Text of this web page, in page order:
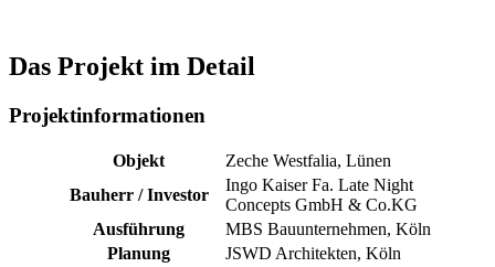
Das Projekt im Detail
Projektinformationen
Objekt
Zeche Westfalia, Lünen
Bauherr / Investor
Ingo Kaiser Fa. Late Night
Concepts GmbH & Co.KG
Ausführung
MBS Bauunternehmen, Köln
Planung
JSWD Architekten, Köln